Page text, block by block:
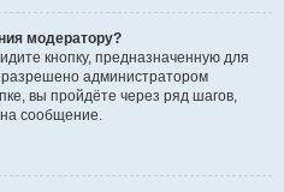
модератору?
кнопку, предназначенную для
администратором
вы пройдёте через ряд шагов,
сообщение.